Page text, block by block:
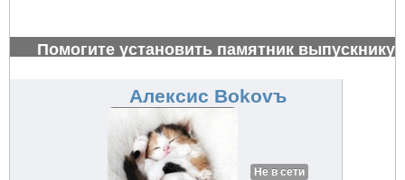
Помогите установить памятник выпускнику
Алексис Bokovъ
Не в сети